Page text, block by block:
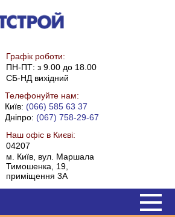
Графік роботи:
ПН-ПТ: з 9.00 до 18.00
СБ-НД вихідний
Телефонуйте нам:
Київ: (066) 585 63 37
Дніпро: (067) 758-29-67
Наш офіс в Києві:
04207
м. Київ, вул. Маршала
Тимошенка, 19,
приміщення 3А